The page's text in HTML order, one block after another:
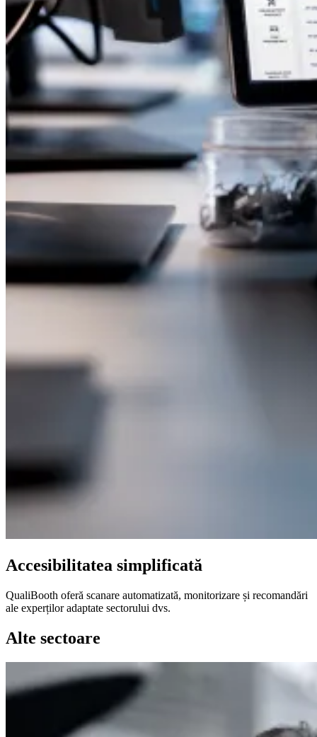
Accesibilitatea simplificată
QualiBooth oferă scanare automatizată, monitorizare și recomandări
ale experților adaptate sectorului dvs.
Alte sectoare